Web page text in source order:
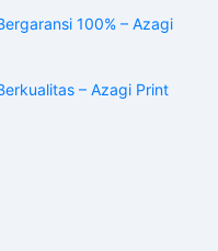
100% – Azagi
– Azagi Print